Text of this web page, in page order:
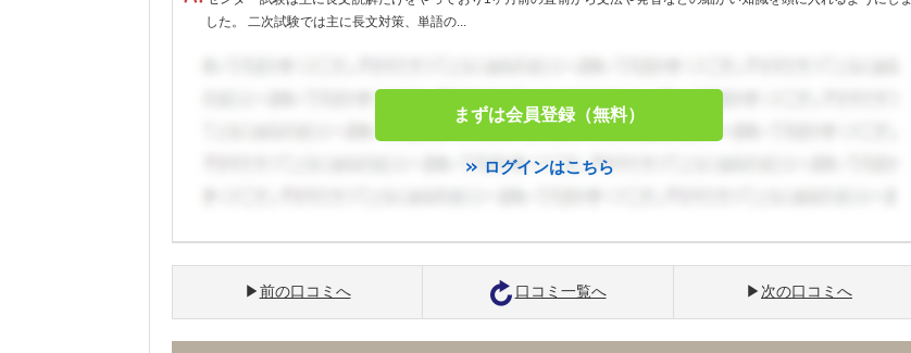
した。 二次試験では主に長文対策、単語の...
まずは会員登録（無料）
ログインはこちら
前の口コミへ 口コミ一覧へ 次の口コミへ